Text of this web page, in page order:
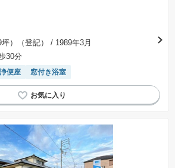
）（登記）
/ 1989年3月
30分
便座 窓付き浴室